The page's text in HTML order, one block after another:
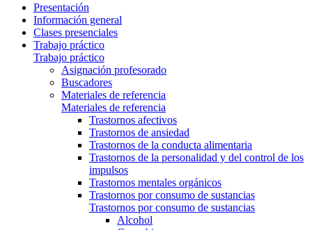
Presentación
Información general
Clases presenciales
Trabajo práctico
Trabajo práctico
Asignación profesorado
Buscadores
Materiales de referencia
Materiales de referencia
Trastornos afectivos
Trastornos de ansiedad
Trastornos de la conducta alimentaria
Trastornos de la personalidad y del control de los
impulsos
Trastornos mentales orgánicos
Trastornos por consumo de sustancias
Trastornos por consumo de sustancias
Alcohol